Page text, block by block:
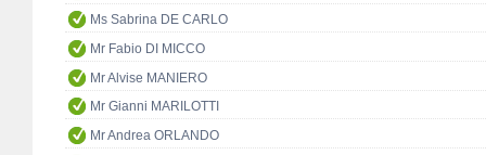
Ms Sabrina DE CARLO
Mr Fabio DI MICCO
Mr Alvise MANIERO
Mr Gianni MARILOTTI
Mr Andrea ORLANDO